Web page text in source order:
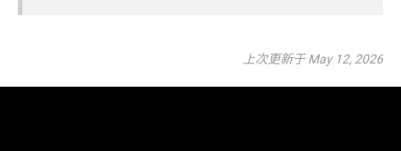
上次更新于 May 12, 2026